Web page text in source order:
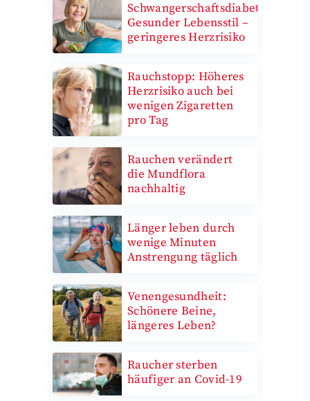
Schwangerschaftsdiabetes:
Gesunder Lebensstil –
geringeres Herzrisiko
Rauchstopp: Höheres
Herzrisiko auch bei
wenigen Zigaretten
pro Tag
Rauchen verändert
die Mundflora
nachhaltig
Länger leben durch
wenige Minuten
Anstrengung täglich
Venengesundheit:
Schönere Beine,
längeres Leben?
Raucher sterben
häufiger an Covid-19